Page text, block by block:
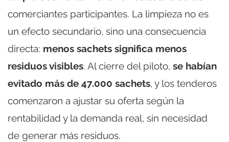
comerciantes participantes. La limpieza no es
un efecto secundario, sino una consecuencia
directa: menos sachets significa menos
residuos visibles. Al cierre del piloto, se habían
evitado más de 47.000 sachets, y los tenderos
comenzaron a ajustar su oferta según la
rentabilidad y la demanda real, sin necesidad
de generar más residuos.